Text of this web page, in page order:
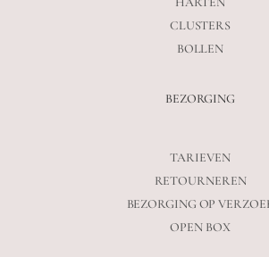
CLUSTERS
BOLLEN
BEZORGING
TARIEVEN
RETOURNEREN
BEZORGING OP
OPEN BOX